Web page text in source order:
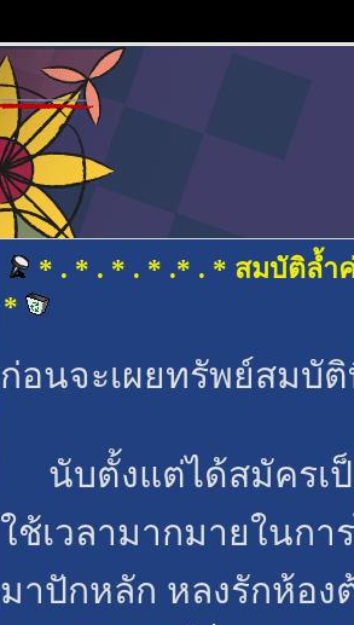
* . * . * . * .* . * สมบัติล้ำ
*
ก่อนจะเผยทรัพย์สม
นับตั้งแต่ได้สมัครเป็
ใช้เวลามากมายในก
มาปักหลัก หลงรักห้อง